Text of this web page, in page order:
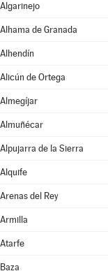
Algarinejo
Alhama de Granada
Alhendín
Alicún de Ortega
Almegíjar
Almuñécar
Alpujarra de la Sierra
Alquife
Arenas del Rey
Armilla
Atarfe
Baza